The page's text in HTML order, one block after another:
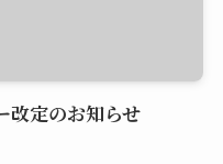
改定のお知らせ